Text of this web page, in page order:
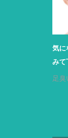
気に
みて
足臭